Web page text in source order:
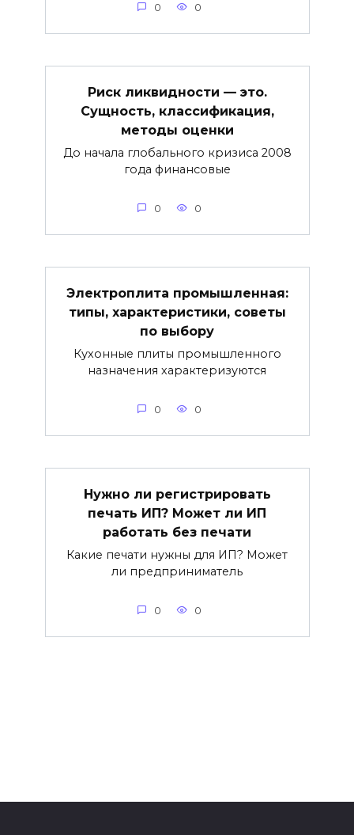
0 0
Риск ликвидности — это.
Сущность, классификация,
методы оценки
До начала глобального кризиса 2008
года финансовые
0 0
Электроплита промышленная:
типы, характеристики, советы
по выбору
Кухонные плиты промышленного
назначения характеризуются
0 0
Нужно ли регистрировать
печать ИП? Может ли ИП
работать без печати
Какие печати нужны для ИП? Может
ли предприниматель
0 0